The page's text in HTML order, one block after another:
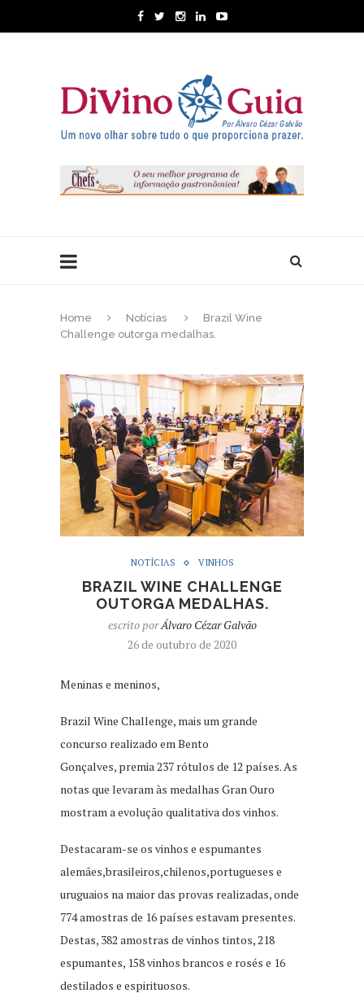
Home Notícias
Brazil Wine
Challenge outorga medalhas.
NOTÍCIAS VINHOS
BRAZIL WINE CHALLENGE
OUTORGA MEDALHAS.
escrito porÁlvaro Cézar Galvão
26 de outubro de 2020
Meninas e meninos,
Brazil Wine Challenge, mais um grande
concurso realizado em Bento
Gonçalves, premia 237 rótulos de 12 países. As
notas que levaram às medalhas Gran Ouro
mostram a evolução qualitativa dos vinhos.
Destacaram-se os vinhos e espumantes
alemães,brasileiros,chilenos,portugueses e
uruguaios na maior das provas realizadas, onde
774 amostras de 16 países estavam presentes.
Destas, 382 amostras de vinhos tintos, 218
espumantes, 158 vinhos brancos e rosés e 16
destilados e espirituosos.